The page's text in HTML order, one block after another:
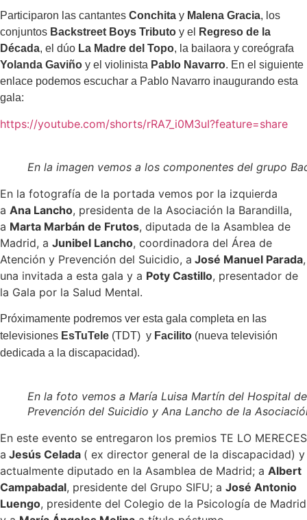
Participaron las cantantes Conchita y Malena Gracia, los
conjuntos Backstreet Boys Tributo y el
Regreso de la
Década, el dúo La Madre del Topo, la bailaora y coreógrafa
Yolanda Gaviño y el violinista Pablo Navarro. En el siguiente
enlace podemos escuchar a Pablo Navarro inaugurando esta
gala:
https://youtube.com/shorts/rRA7_i0M3uI?feature=share
En la imagen vemos a los componentes del grupo
En la fotografía de la portada vemos por la izquierda
a Ana Lancho, presidenta de la Asociación la Barandilla,
a Marta Marbán de Frutos, diputada de la Asamblea de
Madrid, a Junibel Lancho, coordinadora del Área de
Atención y Prevención del Suicidio, a José Manuel Parada,
una invitada a esta gala y a Poty Castillo, presentador de
la Gala por la Salud Mental.
Próximamente podremos ver esta gala completa en las
televisiones EsTuTele (TDT) y Facilito (nueva televisión
dedicada a la discapacidad).
En la foto vemos a María Luisa Martín del Hospital
Prevención del Suicidio y Ana Lancho de la
En este evento se entregaron los premios TE LO MERECES
a Jesús Celada ( ex director general de la discapacidad) y
actualmente diputado en la Asamblea de Madrid; a Albert
Campabadal, presidente del Grupo SIFU; a José Antonio
Luengo, presidente del Colegio de la Psicología de Madrid